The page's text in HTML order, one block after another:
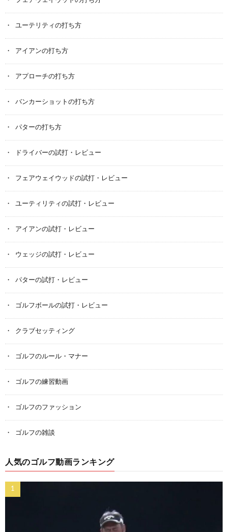
ユーテリティの打ち方
アイアンの打ち方
アプローチの打ち方
バンカーショットの打ち方
パターの打ち方
ドライバーの試打・レビュー
フェアウェイウッドの試打・レビュー
ユーティリティの試打・レビュー
アイアンの試打・レビュー
ウェッジの試打・レビュー
パターの試打・レビュー
ゴルフボールの試打・レビュー
クラブセッティング
ゴルフのルール・マナー
ゴルフの練習動画
ゴルフのファッション
ゴルフの雑談
人気のゴルフ動画ランキング